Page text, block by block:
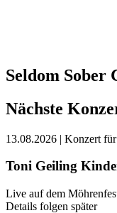
Seldom Sober
Nächste
13.08.2026 | Konzert
Toni Geiling
Live auf dem
Details folgen später